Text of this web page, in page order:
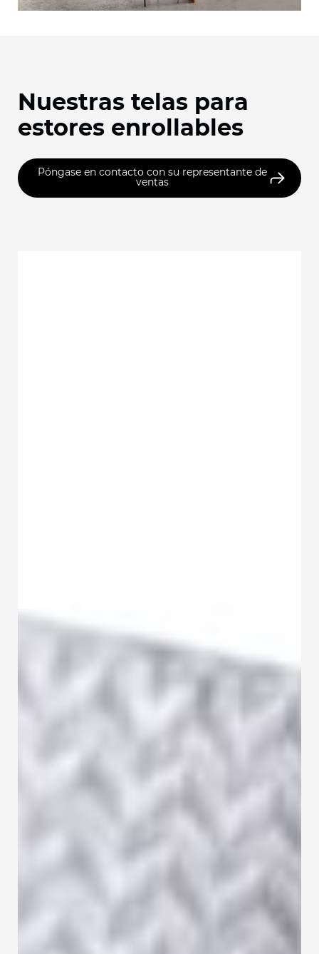
Nuestras telas para
estores enrollables
Póngase en contacto con su representante de
ventas